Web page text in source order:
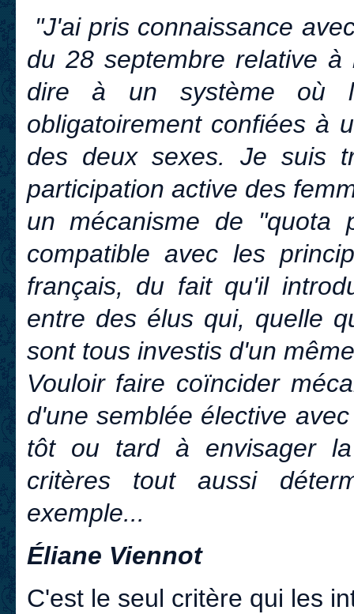
"J'ai pris connaissance
du 28 septembre relative
dire à un système où
obligatoirement confiées à
des deux sexes. Je suis
participation active des
un mécanisme de "quota
compatible avec les
français, du fait qu'il
entre des élus qui, quelle
sont tous investis d'un
Vouloir faire coïncider
d'une semblée élective
tôt ou tard à envisager
critères tout aussi
exemple...
Éliane Viennot
C'est le seul critère qui les